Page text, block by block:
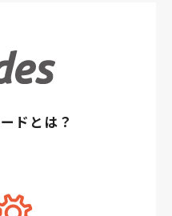
ドとは？